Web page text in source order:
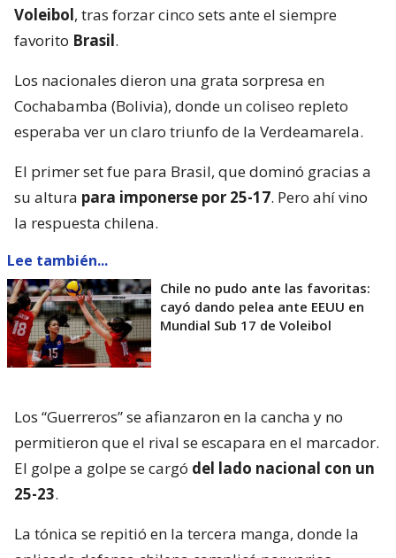
Voleibol, tras forzar cinco sets ante el siempre
favorito Brasil.
Los nacionales dieron una grata sorpresa en
Cochabamba (Bolivia), donde un coliseo repleto
esperaba ver un claro triunfo de la Verdeamarela.
El primer set fue para Brasil, que dominó gracias a
su altura para imponerse por 25-17. Pero ahí vino
la respuesta chilena.
Lee también...
Chile no pudo ante las favoritas:
cayó dando pelea ante EEUU en
Mundial Sub 17 de Voleibol
Los “Guerreros” se afianzaron en la cancha y no
permitieron que el rival se escapara en el marcador.
El golpe a golpe se cargó del lado nacional con un
25-23.
La tónica se repitió en la tercera manga, donde la